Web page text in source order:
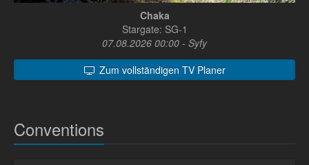
Chaka
Stargate: SG-1
07.08.2026 00:00 - Syfy
Zum vollständigen TV Planer
Conventions